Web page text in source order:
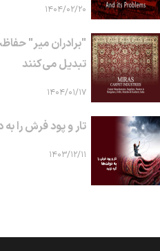
۱۴۰۴/۰۲/۲۰
"برادران میر"
تبدیل می‌کنند
۱۴۰۴/۰۱/۱۷
تار و پود فرش را
۱۴۰۳/۱۲/۱۱